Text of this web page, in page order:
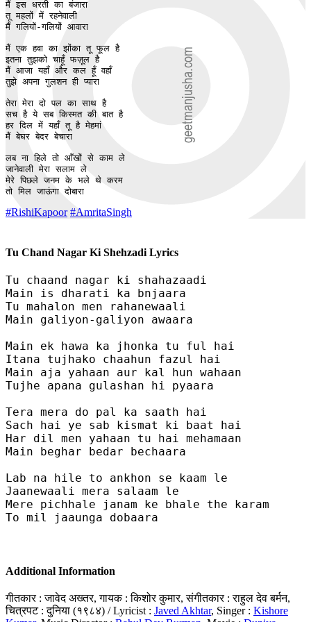
मैं इस धरती का बंजारा
तू महलों में रहनेवाली
मैं गलियों-गलियों आवारा
मैं एक हवा का झोंका तू फूल है
इतना तुझको चाहूँ फज़ूल है
मैं आजा यहाँ और कल हूँ वहाँ
तुझे अपना गुलशन ही प्यारा
तेरा मेरा दो पल का साथ है
सच है ये सब किस्मत की बात है
हर दिल में यहाँ तू है मेहमां
मैं बेघर बेदर बेचारा
लब ना हिले तो आँखों से काम ले
जानेवाली मेरा सलाम ले
मेरे पिछले जनम के भले थे करम
तो मिल जाऊंगा दोबारा
#RishiKapoor #AmritaSingh
Tu Chand Nagar Ki Shehzadi Lyrics
Tu chaand nagar ki shahazaadi
Main is dharati ka bnjaara
Tu mahalon men rahanewaali
Main galiyon-galiyon awaara
Main ek hawa ka jhonka tu ful hai
Itana tujhako chaahun fazul hai
Main aja yahaan aur kal hun wahaan
Tujhe apana gulashan hi pyaara
Tera mera do pal ka saath hai
Sach hai ye sab kismat ki baat hai
Har dil men yahaan tu hai mehamaan
Main beghar bedar bechaara
Lab na hile to ankhon se kaam le
Jaanewaali mera salaam le
Mere pichhale janam ke bhale the karam
To mil jaaunga dobaara
Additional Information
गीतकार : जावेद अख्तर, गायक : किशोर कुमार, संगीतकार : राहुल देव बर्मन,
चित्रपट : दुनिया (१९८४) / Lyricist : Javed Akhtar, Singer : Kishore